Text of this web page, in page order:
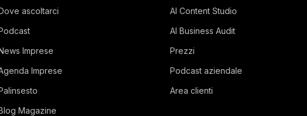
ascoltarci
Imprese
Imprese
Magazine
AI Content Studio
AI Business Audit
Prezzi
Podcast aziendale
Area clienti